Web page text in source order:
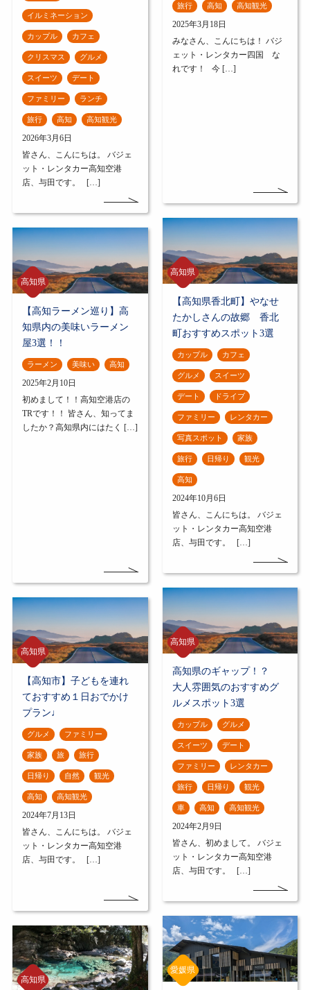
イルミネーション
カップル カフェ
クリスマス グルメ
スイーツ デート
ファミリー ランチ
旅行 高知 高知観光
2026年3月6日
皆さん、こんにちは。 バジェ
ット・レンタカー高知空港
店、与田です。 […]
旅行 高知 高知観光
2025年3月18日
みなさん、こんにちは！ バジ
ェット・レンタカー四国 な
れです！ 今 […]
高知県
【高知ラーメン巡り】高
知県内の美味いラーメン
屋3選！！
ラーメン 美味い 高知
2025年2月10日
初めまして！！高知空港店の
TRです！！ 皆さん、知ってま
したか？高知県内にはたく […]
高知県
【高知県香北町】やなせ
たかしさんの故郷 香北
町おすすめスポット3選
カップル カフェ
グルメ スイーツ
デート ドライブ
ファミリー レンタカー
写真スポット 家族
旅行 日帰り 観光
高知
2024年10月6日
皆さん、こんにちは。 バジェ
ット・レンタカー高知空港
店、与田です。 […]
高知県
【高知市】子どもを連れ
ておすすめ１日おでかけ
プラン♩
グルメ ファミリー
家族 旅 旅行
日帰り 自然 観光
高知 高知観光
2024年7月13日
皆さん、こんにちは。 バジェ
ット・レンタカー高知空港
店、与田です。 […]
高知県
高知県のギャップ！？
大人雰囲気のおすすめグ
ルメスポット3選
カップル グルメ
スイーツ デート
ファミリー レンタカー
旅行 日帰り 観光
車 高知 高知観光
2024年2月9日
皆さん、初めまして。 バジェ
ット・レンタカー高知空港
店、与田です。 […]
高知県
愛媛県